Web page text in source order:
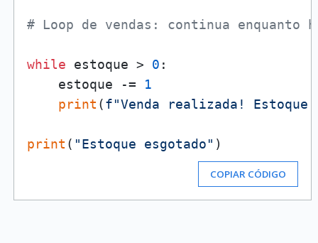
# Loop de vendas: continua enquanto
while estoque > 0 :
    estoque -=
1
print (f"Venda realizada!
print ( "Estoque esgotado"
COPIAR CÓDIGO